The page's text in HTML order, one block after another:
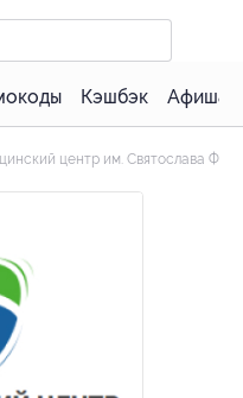
Кэшбэк Афиша
центр им. Святослава